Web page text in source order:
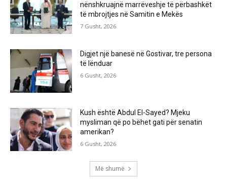
nënshkruajnë marrëveshje të përbashkët
të mbrojtjes në Samitin e Mekës
7 Gusht, 2026
Digjet një banesë në Gostivar, tre persona
të lënduar
6 Gusht, 2026
Kush është Abdul El-Sayed? Mjeku
mysliman që po bëhet gati për senatin
amerikan?
6 Gusht, 2026
Më shumë